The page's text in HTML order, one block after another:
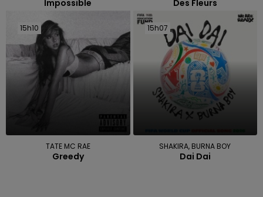
Impossible Des Fleurs
15h10
15h10
TATE MC RAE
Greedy
15h07
15h07
SHAKIRA, BURNA BOY
Dai Dai